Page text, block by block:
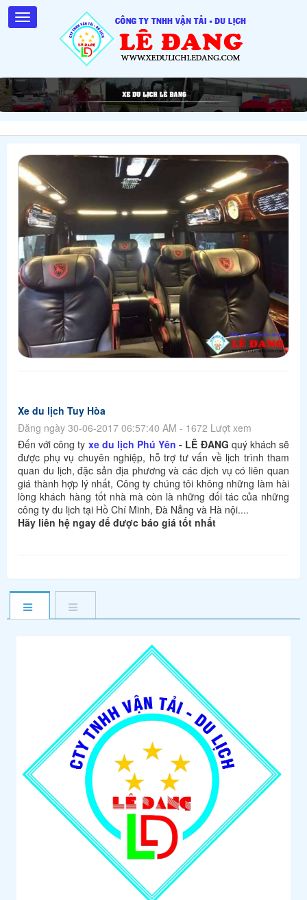
Xe du lịch Tuy Hòa
Đăng ngày 30-06-2017 06:57:40 AM - 1672 Lượt xem
Đến với công ty xe du lịch Phú Yên - LÊ ĐANG quý khách sẽ
được phụ vụ chuyên nghiệp, hỗ trợ tư vấn về lịch trình tham
quan du lịch, đặc sản địa phương và các dịch vụ có liên quan
giá thành hợp lý nhất, Công ty chúng tôi không những làm hài
lòng khách hàng tốt nhà mà còn là những đối tác của những
công ty du lịch tại Hồ Chí Minh, Đà Nẳng và Hà nội....
Hãy liên hệ ngay để được báo giá tốt nhất